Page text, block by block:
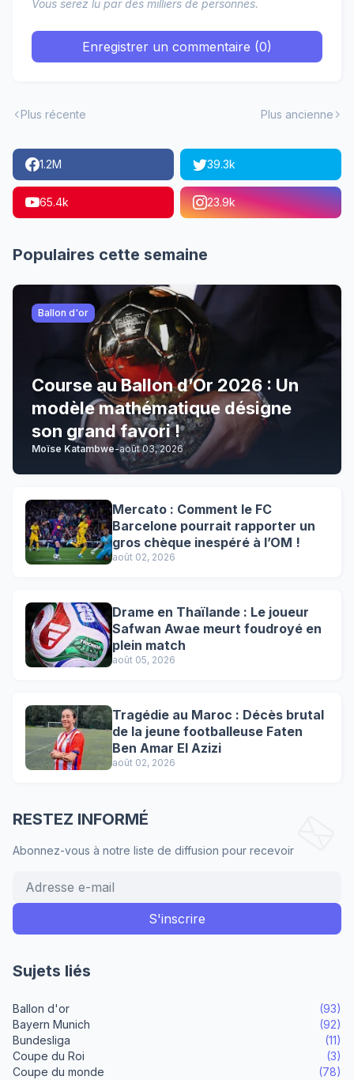
Vous serez lu par des milliers de personnes.
Enregistrer un commentaire (0)
Plus récente Plus ancienne
1.2M 39.3k
65.4k 23.9k
Populaires cette semaine
Ballon d'or
Course au Ballon d’Or 2026 : Un
modèle mathématique désigne
son grand favori !
Moïse Katambwe-août 03, 2026
Mercato : Comment le FC
Barcelone pourrait rapporter un
gros chèque inespéré à l’OM !
août 02, 2026
Drame en Thaïlande : Le joueur
Safwan Awae meurt foudroyé en
plein match
août 05, 2026
Tragédie au Maroc : Décès brutal
de la jeune footballeuse Faten
Ben Amar El Azizi
août 02, 2026
RESTEZ INFORMÉ
Abonnez-vous à notre liste de diffusion pour recevoir
Sujets liés
Ballon d'or
(93)
Bayern Munich
(92)
Bundesliga
(11)
Coupe du Roi
(3)
Coupe du monde
(78)